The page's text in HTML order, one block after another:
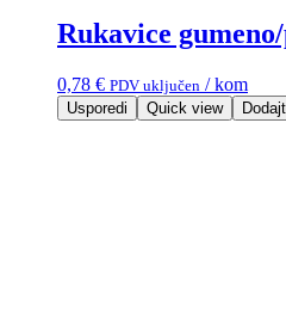
Rukavice
0,78 € PDV uključen / kom
Usporedi Quick view